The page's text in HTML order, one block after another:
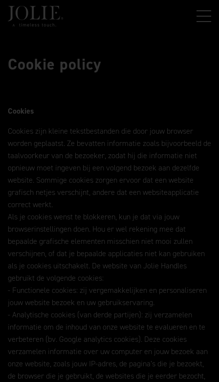
Cookie policy
Cookies
Cookies zijn kleine tekstbestanden die door jouw browser
worden geplaatst. Ze bevatten informatie zoals bijvoorbeeld de
taalvoorkeur van de bezoeker, zodat hij die informatie niet
opnieuw moet ingeven bij een volgend bezoek aan dezelfde
website. Sommige cookies zorgen ervoor dat een website
grafisch netjes verschijnt, andere dat een websiteapplicatie
correct werkt.
Als je cookies wenst te blokkeren, kun je dat via jouw
browserinstellingen doen. Hou er wel rekening mee dat
bepaalde grafische elementen misschien niet mooi zullen
verschijnen, of dat je bepaalde applicaties niet kan gebruiken
als je cookies uitschakelt. De website van Jolie Handles
gebruikt de volgende cookies:
- Functionele cookies: zij vergemakkelijken en personaliseren
jouw website bezoek en uw gebruikservaring.
- Analytische cookies (van derde partijen): zij verzamelen
informatie om de inhoud van onze website te evalueren en te
verbeteren (bv. Google analytics cookies). Deze cookies
verzamelen informatie over uw computer en jouw bezoek aan
onze website, zoals jouw IP-adres, de pagina’s die je bezoekt,
de browser die je gebruikt, de websites die je eerder bezocht,